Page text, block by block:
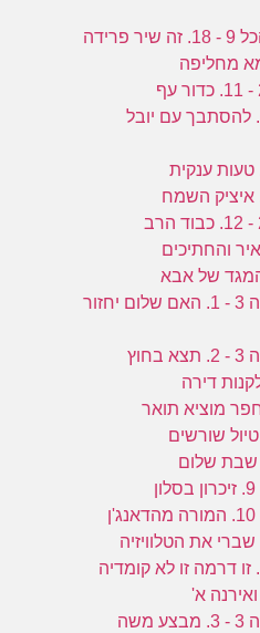
13:07 - צומת מילר - 6. להסתבך עם יובל
15:47 - שנות ה-80 עונה 3 - 1. האם שלום יחזור